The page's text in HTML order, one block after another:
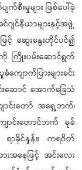
းမှုများ ဖြစ်ပေါ်ခဲ့
ျင်နီယာများနှင့်အဖွဲ့
ဖြင့် ဆွေးနွေးတိုင်ပင်၍
ကြိုးပမ်းဆောင်ရွက်
ောက်ပြားများခင်း
းဆောင် အောက်ခြေသံ
ာင်းတော် အရှေ့ဘက်၊
ောင်းတောင်ဘက် မုခ်
ာခိုင်နှုန်း၊ ကရဝိတ်
အနေဖြင့် အင်းလေး